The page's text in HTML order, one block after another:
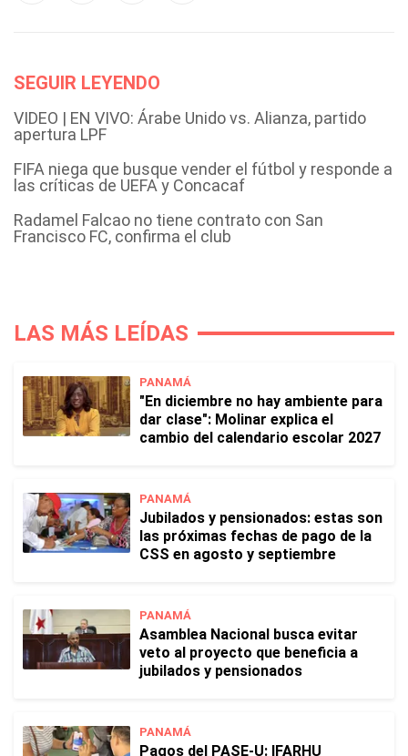
SEGUIR LEYENDO
VIDEO | EN VIVO: Árabe Unido vs. Alianza, partido
apertura LPF
FIFA niega que busque vender el fútbol y responde a
las críticas de UEFA y Concacaf
Radamel Falcao no tiene contrato con San
Francisco FC, confirma el club
LAS MÁS LEÍDAS
PANAMÁ
"En diciembre no hay ambiente para
dar clase": Molinar explica el
cambio del calendario escolar 2027
PANAMÁ
Jubilados y pensionados: estas son
las próximas fechas de pago de la
CSS en agosto y septiembre
PANAMÁ
Asamblea Nacional busca evitar
veto al proyecto que beneficia a
jubilados y pensionados
PANAMÁ
Pagos del PASE-U: IFARHU